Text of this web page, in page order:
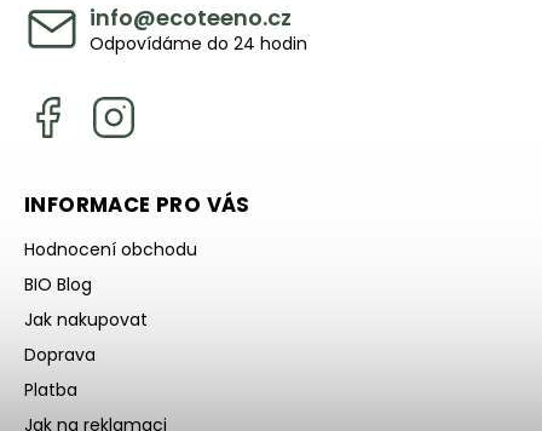
info@ecoteeno.cz
Odpovídáme do 24 hodin
INFORMACE PRO VÁS
Hodnocení obchodu
BIO Blog
Jak nakupovat
Doprava
Platba
Jak na reklamaci